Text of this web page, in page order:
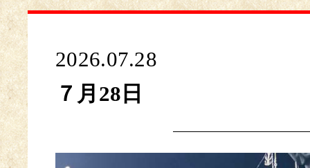
2026.07.28
７月28日